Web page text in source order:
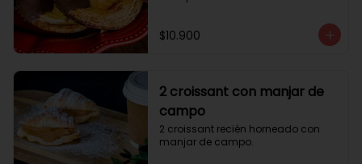
$10.900
2 croissant con manjar de
campo
2 croissant recién horneado con
manjar de campo.